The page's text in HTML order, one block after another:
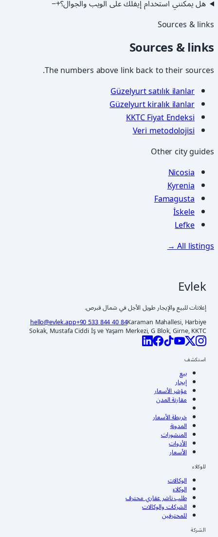
هل يمكنني استخدام إيفلك على الويب والجوال؟+
−
Sources & links
Sources & links
The numbers above link back to their sources.
Güzelyurt satılık ilanlar
Güzelyurt kiralık ilanlar
KKTC Fiyat Endeksi
Veri metodolojisi
Other city guides
Nicosia
Kyrenia
Famagusta
İskele
Lefke
All listings →
Evlek
إعلانات للبيع والإيجار طويل الأجل في شمال قبرص.
hello@evlek.app+90 533 844 40 84Karaman Mahallesi, Harbiye
Sokak, Mustafa Ciddi İş ve Yaşam Merkezi, G Blok, Girne, KKTC
استكشف
بيع
إيجار
مؤشر الأسعار
مقارنة المدن
خريطة الأسعار
المدونة
المنشورات
الأدوات
الأسعار
للوكلاء
الوكالات
الوكلاء
طلب ناشر عقاري محترف
الشركات والوكالات
للمحترفين
الشركة